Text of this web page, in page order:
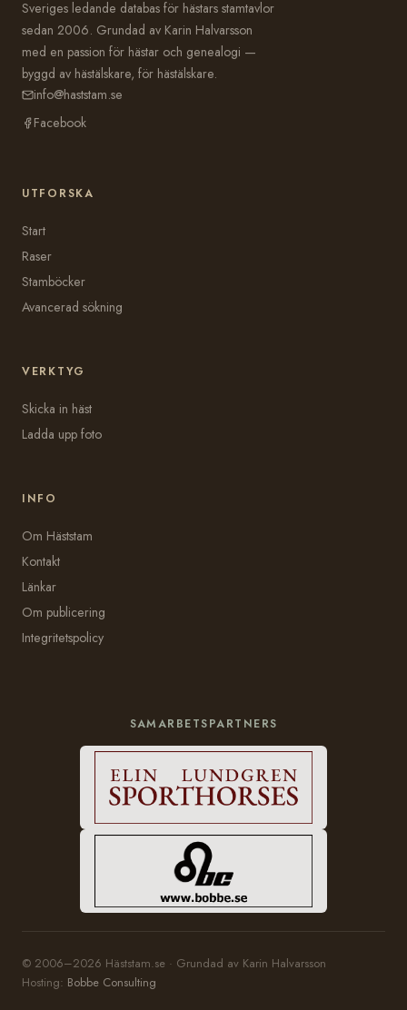
Sveriges ledande databas för hästars stamtavlor
sedan 2006. Grundad av Karin Halvarsson
med en passion för hästar och genealogi —
byggd av hästälskare, för hästälskare.
info@haststam.se
Facebook
UTFORSKA
Start
Raser
Stamböcker
Avancerad sökning
VERKTYG
Skicka in häst
Ladda upp foto
INFO
Om Häststam
Kontakt
Länkar
Om publicering
Integritetspolicy
SAMARBETSPARTNERS
© 2006–2026 Häststam.se · Grundad av Karin Halvarsson
Hosting: Bobbe Consulting